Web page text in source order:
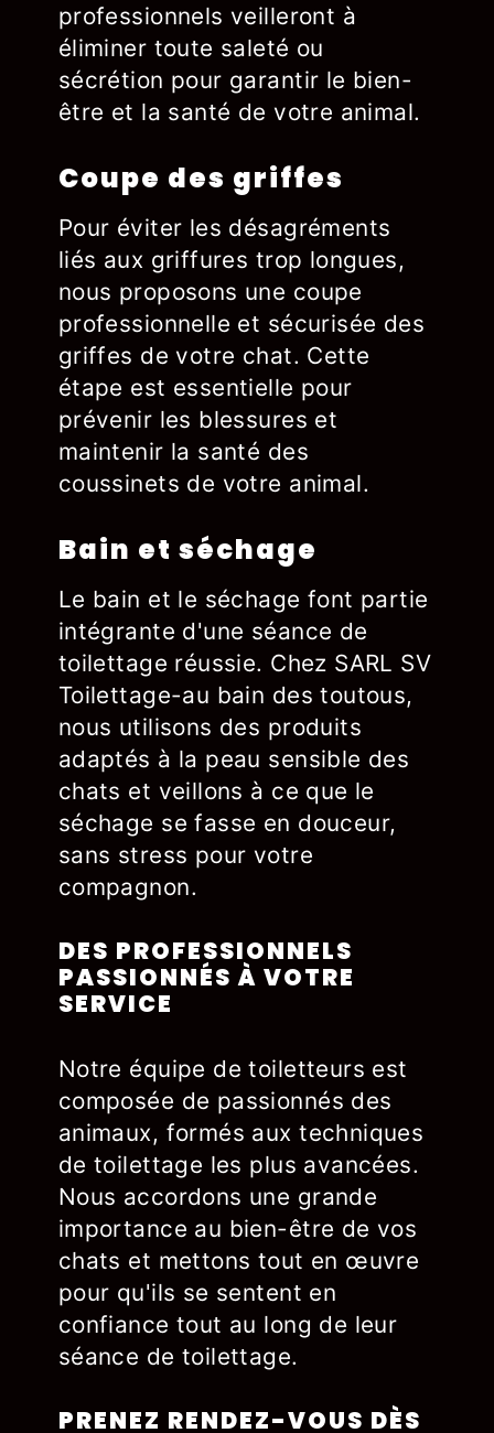
professionnels veilleront à
éliminer toute saleté ou
sécrétion pour garantir le bien-
être et la santé de votre animal.
Coupe des griffes
Pour éviter les désagréments
liés aux griffures trop longues,
nous proposons une coupe
professionnelle et sécurisée des
griffes de votre chat. Cette
étape est essentielle pour
prévenir les blessures et
maintenir la santé des
coussinets de votre animal.
Bain et séchage
Le bain et le séchage font partie
intégrante d'une séance de
toilettage réussie. Chez SARL SV
Toilettage-au bain des toutous,
nous utilisons des produits
adaptés à la peau sensible des
chats et veillons à ce que le
séchage se fasse en douceur,
sans stress pour votre
compagnon.
DES PROFESSIONNELS
PASSIONNÉS À VOTRE
SERVICE
Notre équipe de toiletteurs est
composée de passionnés des
animaux, formés aux techniques
de toilettage les plus avancées.
Nous accordons une grande
importance au bien-être de vos
chats et mettons tout en œuvre
pour qu'ils se sentent en
confiance tout au long de leur
séance de toilettage.
PRENEZ RENDEZ-VOUS DÈS